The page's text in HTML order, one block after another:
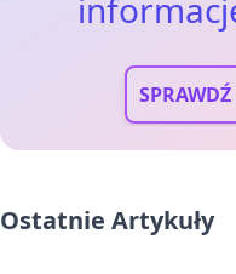
Ostatnie Artykuły